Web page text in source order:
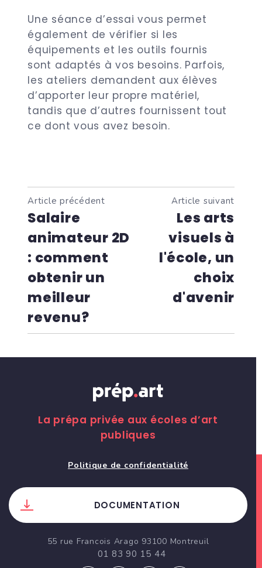
Une séance d’essai vous permet
également de vérifier si les
équipements et les outils fournis
sont adaptés à vos besoins. Parfois,
les ateliers demandent aux élèves
d’apporter leur propre matériel,
tandis que d’autres fournissent tout
ce dont vous avez besoin.
Article précédent
Salaire
animateur 2D
: comment
obtenir un
meilleur
revenu?
Article suivant
Les arts
visuels à
l'école, un
choix
d'avenir
La prépa privée aux écoles d’art
publiques
Politique de confidentialité
DOCUMENTATION
55 rue Francois Arago 93100 Montreuil
01 83 90 15 44